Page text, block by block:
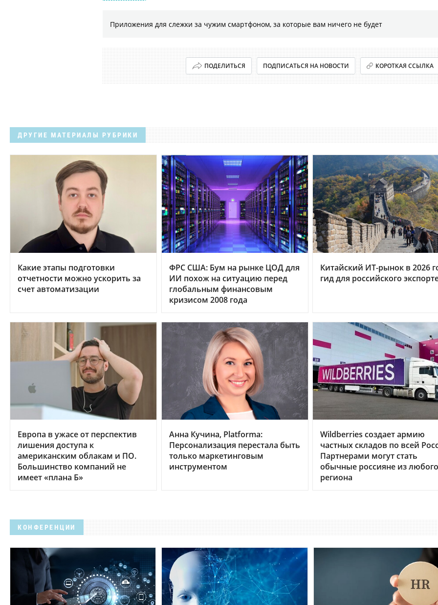
Приложения для слежки за чужим смартфоном, за которые вам ничего не будет
ПОДЕЛИТЬСЯ ПОДПИСАТЬСЯ НА НОВОСТИ КОРОТКАЯ ССЫЛКА
ДРУГИЕ МАТЕРИАЛЫ РУБРИКИ
Какие этапы подготовки
отчетности можно ускорить за
счет автоматизации
ФРС США: Бум на рынке ЦОД для
ИИ похож на ситуацию перед
глобальным финансовым
кризисом 2008 года
Китайский ИТ-рынок в 2026
гид для российского
Европа в ужасе от перспектив
лишения доступа к
американским облакам и ПО.
Большинство компаний не
имеет «плана Б»
Анна Кучина, Platforma:
Персонализация перестала быть
только маркетинговым
инструментом
Wildberries создает армию
частных складов по всей
Партнерами могут стать
обычные россияне из любого
региона
КОНФЕРЕНЦИИ